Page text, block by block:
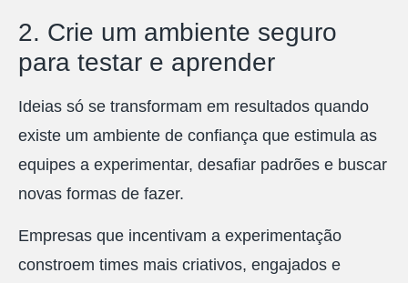
2. Crie um ambiente seguro
para testar e aprender
Ideias só se transformam em resultados quando
existe um ambiente de confiança que estimula as
equipes a experimentar, desafiar padrões e buscar
novas formas de fazer.
Empresas que incentivam a experimentação
constroem times mais criativos, engajados e